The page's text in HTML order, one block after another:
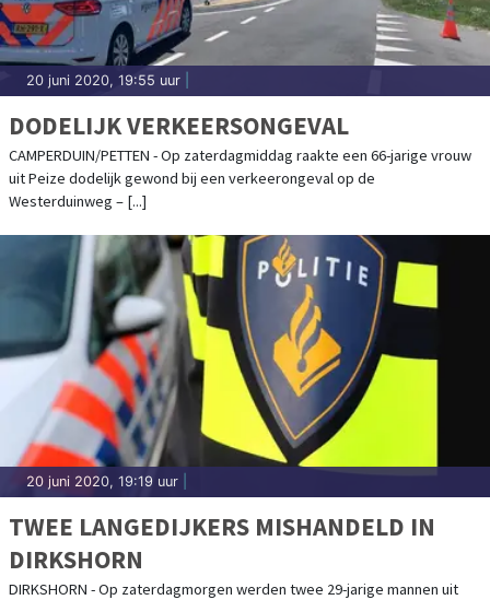
20 juni 2020, 19:55 uur
DODELIJK VERKEERSONGEVAL
CAMPERDUIN/PETTEN - Op zaterdagmiddag raakte een 66-jarige vrouw
uit Peize dodelijk gewond bij een verkeerongeval op de
Westerduinweg – [...]
20 juni 2020, 19:19 uur
TWEE LANGEDIJKERS MISHANDELD IN
DIRKSHORN
DIRKSHORN - Op zaterdagmorgen werden twee 29-jarige mannen uit